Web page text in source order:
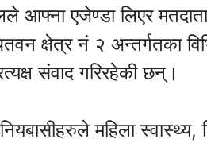
आफ्ना एजेण्डा लिएर
क्षेत्र नं २ अन्तर्गतका
संवाद गरिरहेकी छन्।
महिला स्वास्थ्य,